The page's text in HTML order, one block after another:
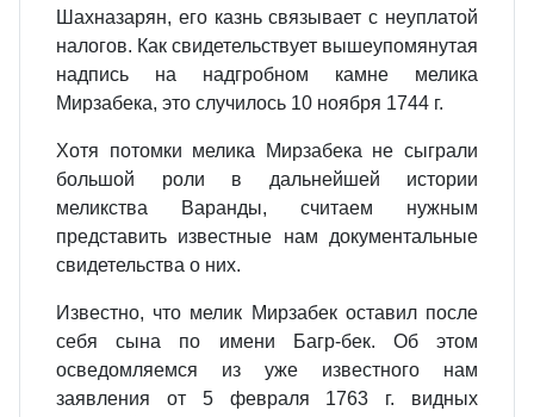
Шахназарян, его казнь связывает с неуплатой
налогов. Как свидетельствует вышеупомянутая
надпись на надгробном камне мелика
Мирзабека, это случилось 10 ноября 1744 г.
Хотя потомки мелика Мирзабека не сыграли
большой роли в дальнейшей истории
меликства Варанды, считаем нужным
представить известные нам документальные
свидетельства о них.
Известно, что мелик Мирзабек оставил после
себя сына по имени Багр-бек. Об этом
осведомляемся из уже известного нам
заявления от 5 февраля 1763 г. видных